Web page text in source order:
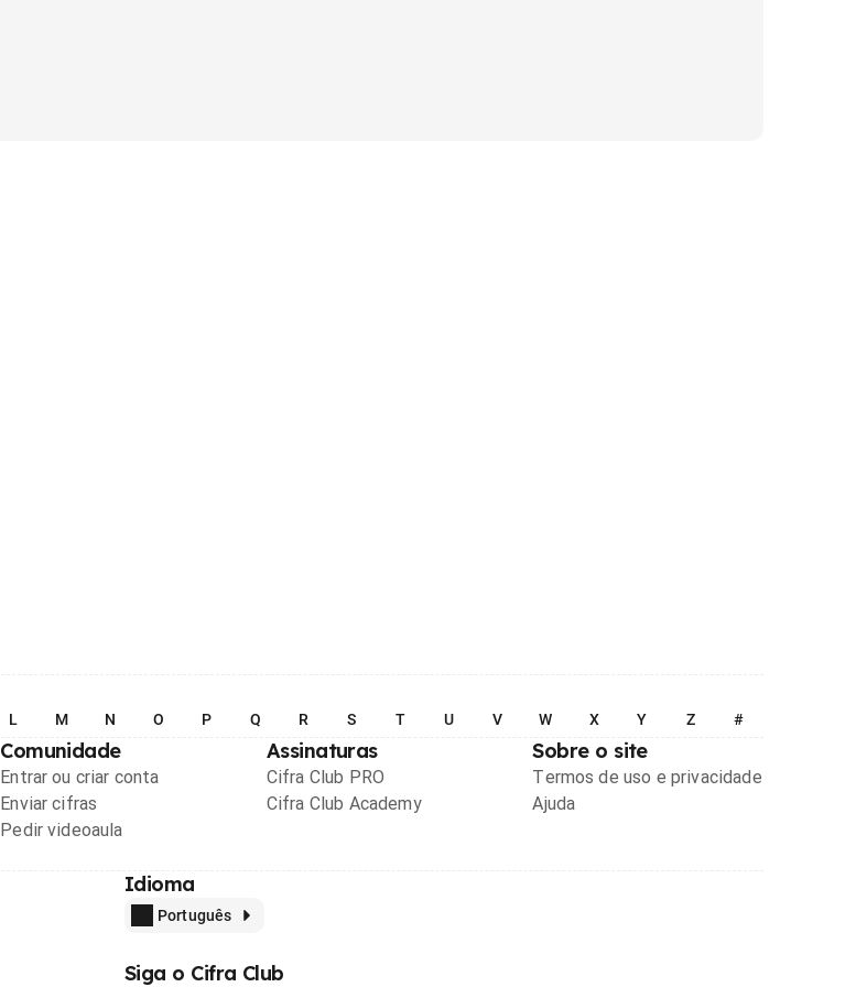
L M N O P Q R S T U V W X Y Z #
Comunidade
Entrar ou criar conta
Enviar cifras
Pedir videoaula
Assinaturas
Cifra Club PRO
Cifra Club Academy
Sobre o site
Termos de uso e privacidade
Ajuda
Idioma
Português
Siga o Cifra Club